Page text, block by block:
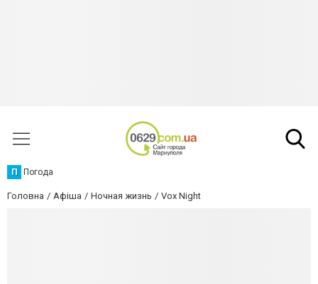
П Погода
Головна Афіша Ночная жизнь Vox Night